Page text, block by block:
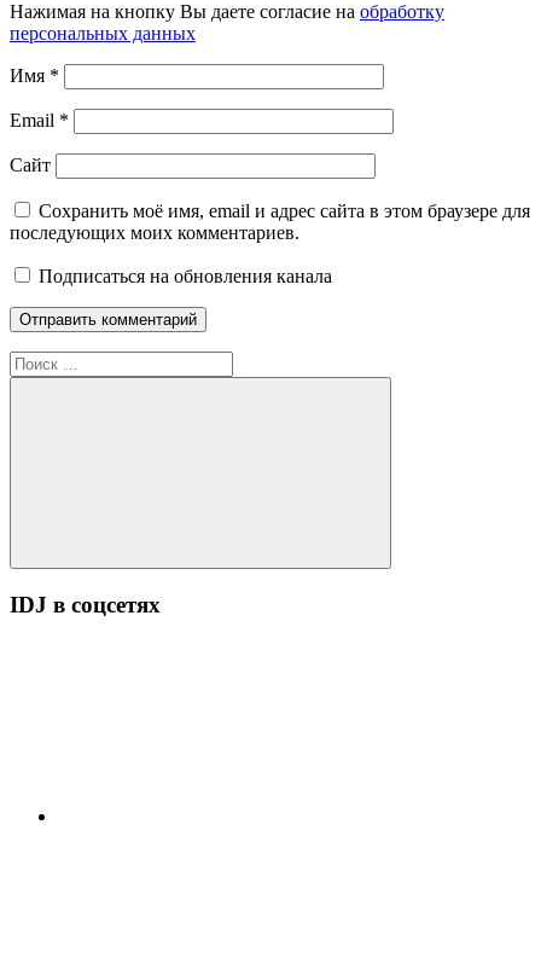
Нажимая на кнопку Вы даете согласие на обработку
персональных данных
Имя *
Email *
Сайт
Сохранить моё имя, email и адрес сайта в этом браузере для
последующих моих комментариев.
Подписаться на обновления канала
Поиск
для:
Поиск
IDJ в соцсетях